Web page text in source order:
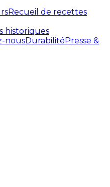
Recueil de recettes
historiques
nousDurabilitéPresse &